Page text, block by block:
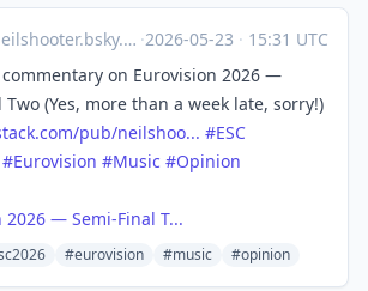
·2026-05-23 · 15:31 UTC
commentary on Eurovision 2026 —
Two (Yes, more than a week late, sorry!)
pub/neilshoo... #ESC
#Eurovision #Music #Opinion
2026 — Semi-Final T...
#eurovision #music #opinion